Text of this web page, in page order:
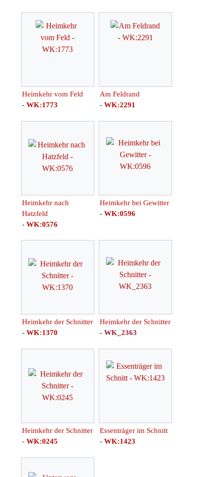
Heimkehr vom Feld
- WK:1773
Am Feldrand
- WK:2291
Heimkehr nach
Hatzfeld
- WK:0576
Heimkehr bei Gewitter
- WK:0596
Heimkehr der Schnitter
- WK:1370
Heimkehr der Schnitter
- WK_2363
Heimkehr der Schnitter
- WK:0245
Essenträger im Schnitt
- WK:1423